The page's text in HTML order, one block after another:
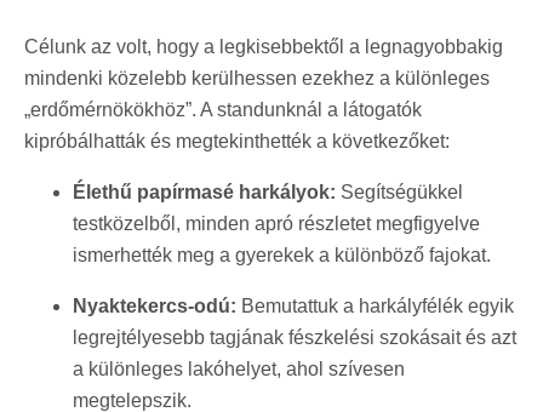
Célunk az volt, hogy a legkisebbektől a legnagyobbakig
mindenki közelebb kerülhessen ezekhez a különleges
„erdőmérnökökhöz”. A standunknál a látogatók
kipróbálhatták és megtekinthették a következőket:
Élethű papírmasé harkályok: Segítségükkel
testközelből, minden apró részletet megfigyelve
ismerhették meg a gyerekek a különböző fajokat.
Nyaktekercs-odú: Bemutattuk a harkályfélék egyik
legrejtélyesebb tagjának fészkelési szokásait és azt
a különleges lakóhelyet, ahol szívesen
megtelepszik.